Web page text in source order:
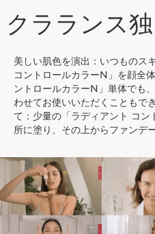
クラランス
美しい肌色を演出：いつものス
コントロールカラーN」を顔全
ントロールカラーN」単体でも
わせてお使いいただくこともで
て：少量の「ラディアント コ
所に塗り、その上からファンデ